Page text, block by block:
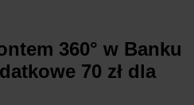
360° w Banku
70 zł dla